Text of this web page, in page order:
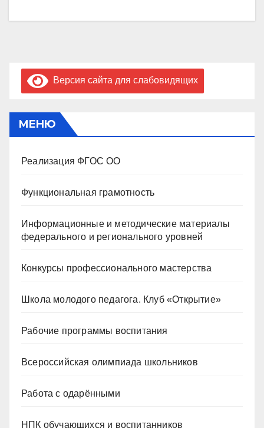
Версия сайта для слабовидящих
МЕНЮ
Реализация ФГОС ОО
Функциональная грамотность
Информационные и методические материалы
федерального и регионального уровней
Конкурсы профессионального мастерства
Школа молодого педагога. Клуб «Открытие»
Рабочие программы воспитания
Всероссийская олимпиада школьников
Работа с одарёнными
НПК обучающихся и воспитанников